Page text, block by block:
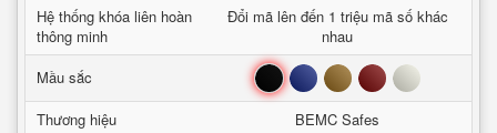
Hệ thống khóa liên hoàn
thông minh
Đổi mã lên đến 1 triệu mã số khác
nhau
Mầu sắc
Đen Xanh Nâu Đỏ Trắng
Thương hiệu
BEMC Safes